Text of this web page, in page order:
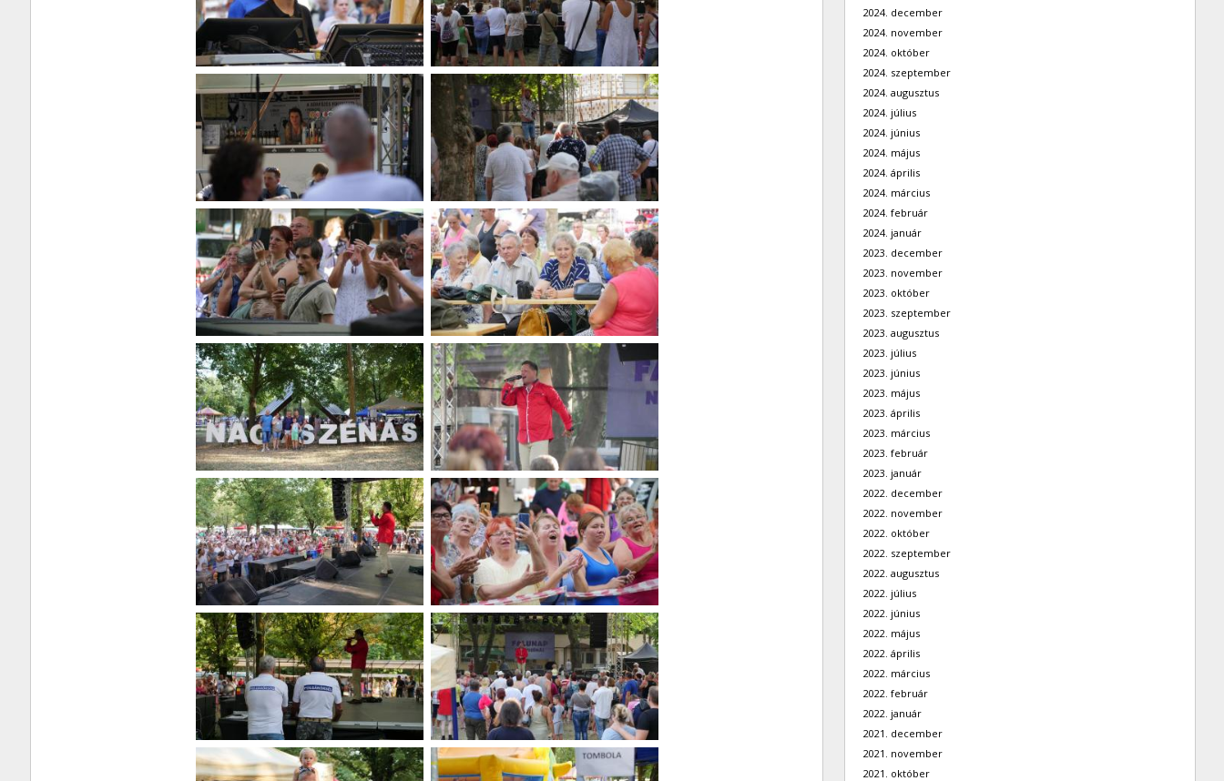
2024. december
2024. november
2024. október
2024. szeptember
2024. augusztus
2024. július
2024. június
2024. május
2024. április
2024. március
2024. február
2024. január
2023. december
2023. november
2023. október
2023. szeptember
2023. augusztus
2023. július
2023. június
2023. május
2023. április
2023. március
2023. február
2023. január
2022. december
2022. november
2022. október
2022. szeptember
2022. augusztus
2022. július
2022. június
2022. május
2022. április
2022. március
2022. február
2022. január
2021. december
2021. november
2021. október